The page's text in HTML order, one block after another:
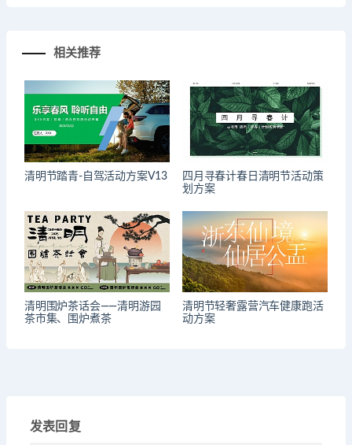
相关推荐
清明节踏青-自驾活动方案V13
四月寻春计春日清明节活动策
划方案
清明围炉茶话会——清明游园
茶市集、围炉煮茶
清明节轻奢露营汽车健康跑活
动方案
发表回复